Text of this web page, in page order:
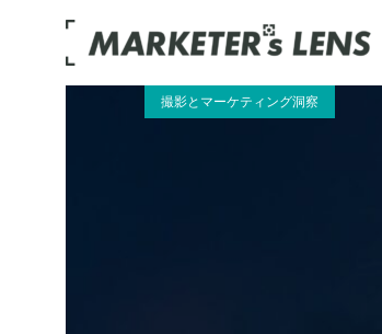
撮影とマーケティング洞察